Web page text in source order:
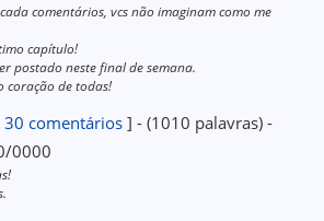
comentários, vcs não imaginam como me
capítulo!
postado neste final de semana.
coração de todas!
30 comentários ] - (1010 palavras) -
0000